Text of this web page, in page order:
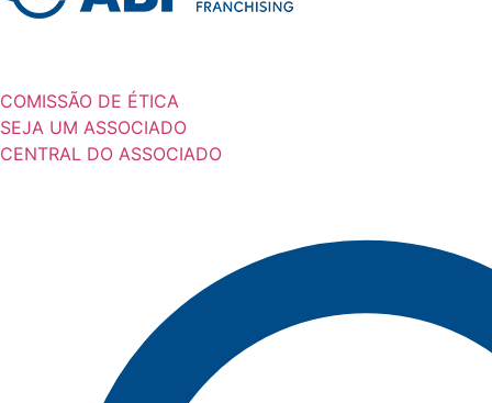
COMISSÃO DE ÉTICA
SEJA UM ASSOCIADO
CENTRAL DO ASSOCIADO